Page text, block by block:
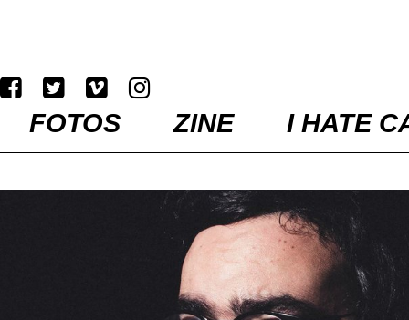
FOTOS ZINE I HATE